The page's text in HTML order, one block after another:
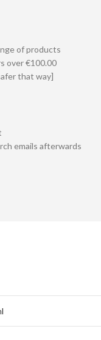
of products
over €100.00
that way]
emails afterwards